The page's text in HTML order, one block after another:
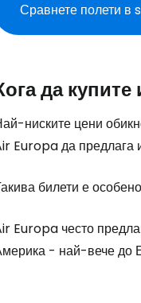
Сравнете полети
да
ниските цени
Europa да предлага
билети е
Europa често
- най-вече до